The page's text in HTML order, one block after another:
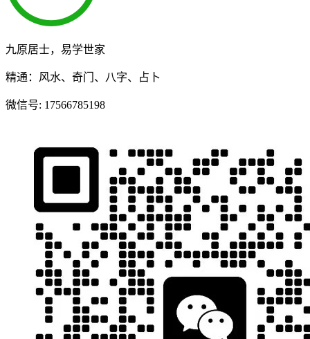
九原居士，易学世家
精通：风水、奇门、八字、占卜
微信号: 17566785198